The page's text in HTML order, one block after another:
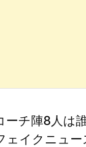
ーチ陣8人は
ェイクニュー